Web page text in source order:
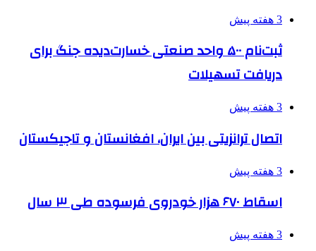
3 هفته پیش
ثبت‌نام ۵۰۰ واحد صنعتی خسارت‌دیده جنگ برای
دریافت تسهیلات
3 هفته پیش
اتصال ترانزیتی بین ایران، افغانستان و تاجیکستان
3 هفته پیش
اسقاط ۶۷۰ هزار خودروی فرسوده طی ۳ سال
3 هفته پیش